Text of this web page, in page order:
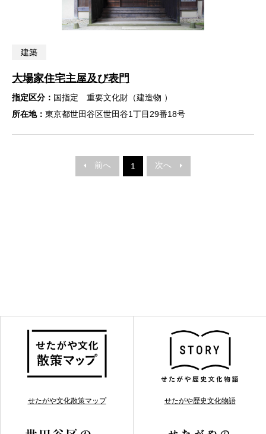
建築
大場家住宅主屋及び表門
指定区分： 国指定 重要文化財（建造物 ）
所在地： 東京都世田谷区世田谷1丁目29番18号
前へ 1 次へ
せたがや文化散策マップ せたがや歴史文化物語